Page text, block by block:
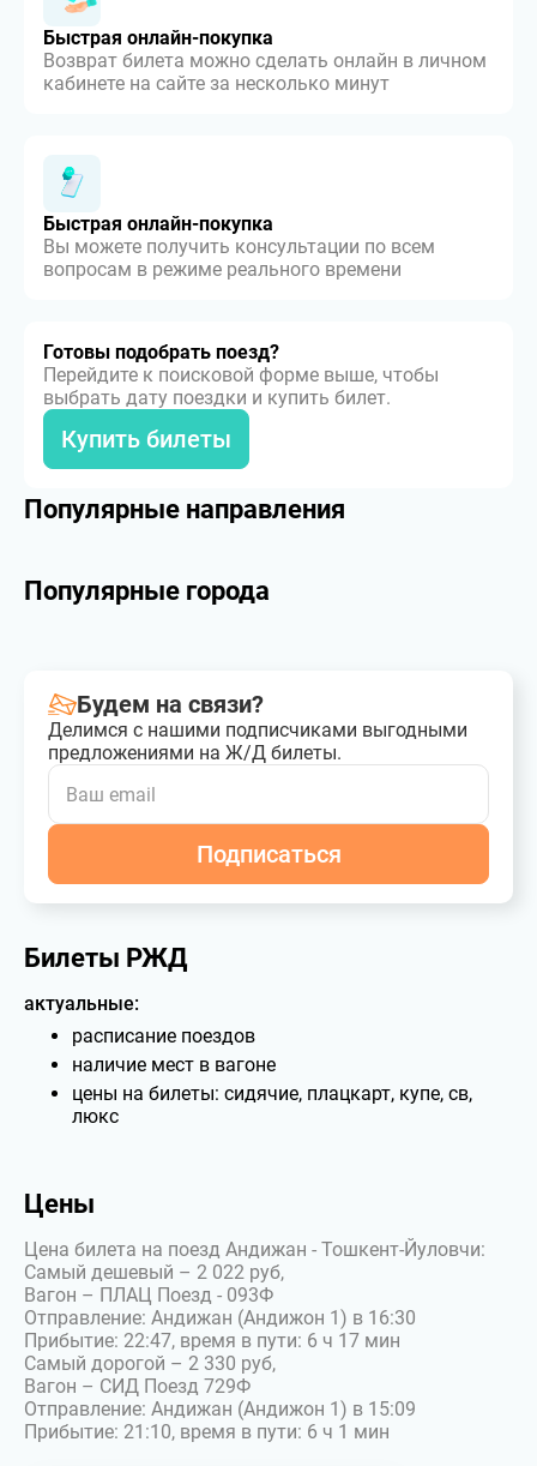
Быстрая онлайн-покупка
Возврат билета можно сделать онлайн в личном
кабинете на сайте за несколько минут
Быстрая онлайн-покупка
Вы можете получить консультации по всем
вопросам в режиме реального времени
Готовы подобрать поезд?
Перейдите к поисковой форме выше, чтобы
выбрать дату поездки и купить билет.
Купить билеты
Популярные направления
Популярные города
Будем на связи?
Делимся с нашими подписчиками выгодными
предложениями на Ж/Д билеты.
Подписаться
Билеты РЖД
актуальные:
расписание поездов
наличие мест в вагоне
цены на билеты: сидячие, плацкарт, купе, св,
люкс
Цены
Цена билета на поезд Андижан - Тошкент-Йуловчи:
Самый дешевый – 2 022 руб,
Вагон – ПЛАЦ Поезд - 093Ф
Отправление: Андижан (Андижон 1) в 16:30
Прибытие: 22:47, время в пути: 6 ч 17 мин
Самый дорогой – 2 330 руб,
Вагон – СИД Поезд 729Ф
Отправление: Андижан (Андижон 1) в 15:09
Прибытие: 21:10, время в пути: 6 ч 1 мин